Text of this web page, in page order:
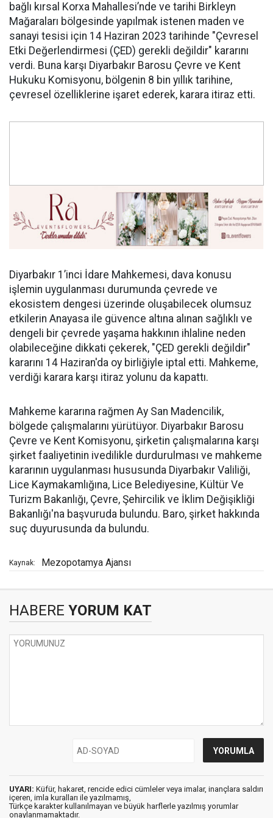
bağlı kırsal Korxa Mahallesi’nde ve tarihi Birkleyn
Mağaraları bölgesinde yapılmak istenen maden ve
sanayi tesisi için 14 Haziran 2023 tarihinde "Çevresel
Etki Değerlendirmesi (ÇED) gerekli değildir" kararını
verdi. Buna karşı Diyarbakır Barosu Çevre ve Kent
Hukuku Komisyonu, bölgenin 8 bin yıllık tarihine,
çevresel özelliklerine işaret ederek, karara itiraz etti.
Diyarbakır 1’inci İdare Mahkemesi, dava konusu
işlemin uygulanması durumunda çevrede ve
ekosistem dengesi üzerinde oluşabilecek olumsuz
etkilerin Anayasa ile güvence altına alınan sağlıklı ve
dengeli bir çevrede yaşama hakkının ihlaline neden
olabileceğine dikkati çekerek, "ÇED gerekli değildir"
kararını 14 Haziran'da oy birliğiyle iptal etti. Mahkeme,
verdiği karara karşı itiraz yolunu da kapattı.
Mahkeme kararına rağmen Ay San Madencilik,
bölgede çalışmalarını yürütüyor. Diyarbakır Barosu
Çevre ve Kent Komisyonu, şirketin çalışmalarına karşı
şirket faaliyetinin ivedilikle durdurulması ve mahkeme
kararının uygulanması hususunda Diyarbakır Valiliği,
Lice Kaymakamlığına, Lice Belediyesine, Kültür Ve
Turizm Bakanlığı, Çevre, Şehircilik ve İklim Değişikliği
Bakanlığı'na başvuruda bulundu. Baro, şirket hakkında
suç duyurusunda da bulundu.
Kaynak: Mezopotamya Ajansı
HABERE YORUM KAT
UYARI: Küfür, hakaret, rencide edici cümleler veya imalar, inançlara saldırı
içeren, imla kuralları ile yazılmamış,
Türkçe karakter kullanılmayan ve büyük harflerle yazılmış yorumlar
onaylanmamaktadır.